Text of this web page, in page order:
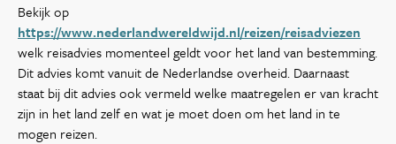
Bekijk op
https://www.nederlandwereldwijd.nl/reizen/reisadviezen
welk reisadvies momenteel geldt voor het land van bestemming.
Dit advies komt vanuit de Nederlandse overheid. Daarnaast
staat bij dit advies ook vermeld welke maatregelen er van kracht
zijn in het land zelf en wat je moet doen om het land in te
mogen reizen.